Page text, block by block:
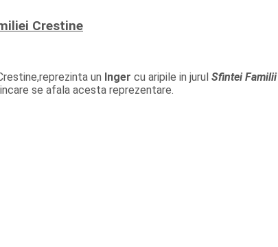
Crestine
un Inger cu aripile in jurul Sfintei Familii
se afala acesta reprezentare.